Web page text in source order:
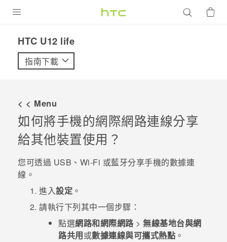
VIVE
配件
VIVERSE
優惠專區
焦點訊息
銷售門市
銷售通路
支援服務
VIVELAND
HTC U12 life‎
指南下載
< < Menu
如何將手機的網際網路連線分享
給其他裝置使用？
您可透過 USB、 Wi-Fi 或藍牙分享手機的數據連
線。
進入設定 。
請執行下列其中一個步驟：
點選網路和網際網路> 無線基地台與網
路共用或數據連線與可攜式熱點 。